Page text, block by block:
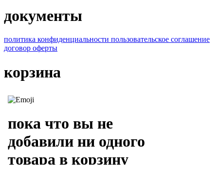
документы
политика конфиденциальности пользовательское соглашение
договор оферты
корзина